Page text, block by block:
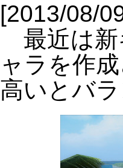
[2013/08/
最近は新
ャラを作
高いとバ